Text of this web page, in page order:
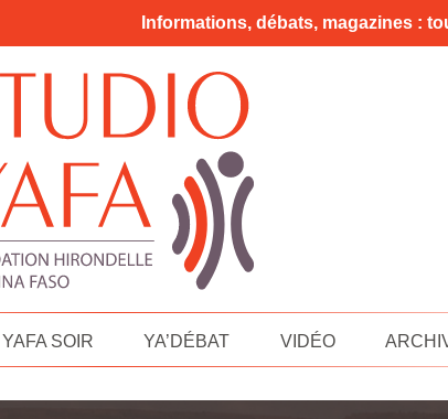
Informations, débats, magazines :
YAFA SOIR YA’DÉBAT VIDÉO